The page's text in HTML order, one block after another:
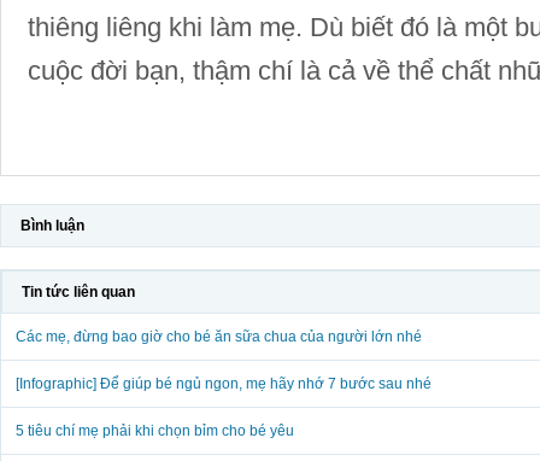
thiêng liêng khi làm mẹ. Dù biết đó là một
cuộc đời bạn, thậm chí là cả về thể chất
Bình luận
Tin tức liên quan
Các mẹ, đừng bao giờ cho bé ăn sữa chua của người lớn nhé
[Infographic] Để giúp bé ngủ ngon, mẹ hãy nhớ 7 bước sau nhé
5 tiêu chí mẹ phải khi chọn bỉm cho bé yêu